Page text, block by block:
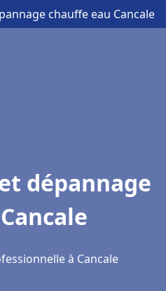
chauffe eau Cancale
dépannage
à Cancale